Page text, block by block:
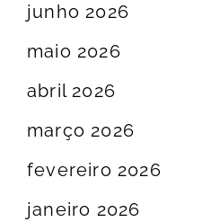
junho 2026
maio 2026
abril 2026
março 2026
fevereiro 2026
janeiro 2026